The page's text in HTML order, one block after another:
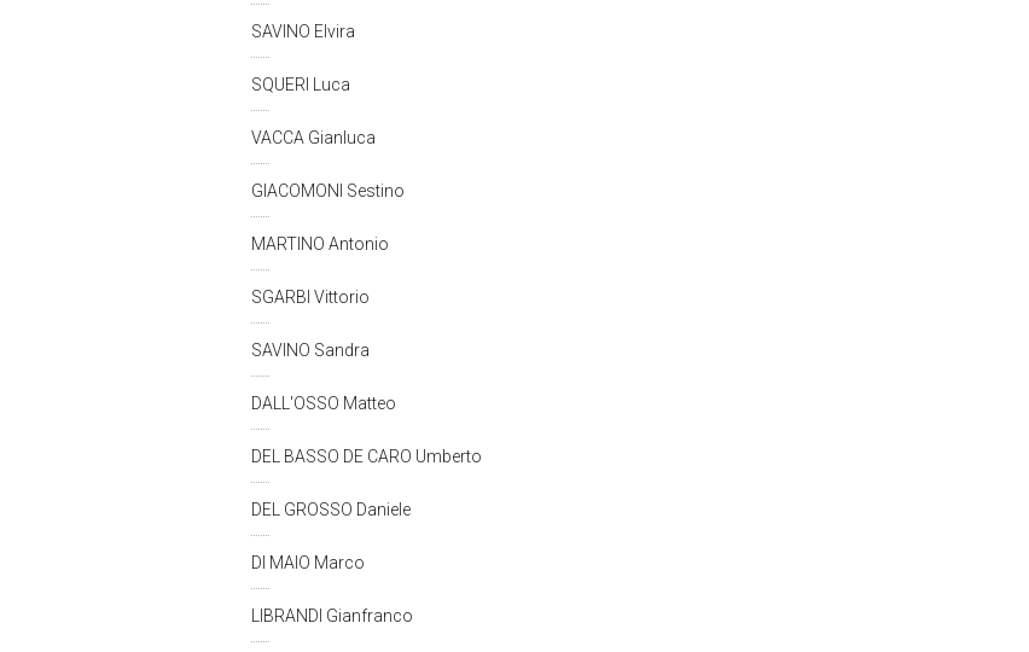
SAVINO Elvira
SQUERI Luca
VACCA Gianluca
GIACOMONI Sestino
MARTINO Antonio
SGARBI Vittorio
SAVINO Sandra
DALL'OSSO Matteo
DEL BASSO DE CARO Umberto
DEL GROSSO Daniele
DI MAIO Marco
LIBRANDI Gianfranco